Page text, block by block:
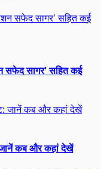
सफेद सागर' सहित कई
कब और कहां देखें